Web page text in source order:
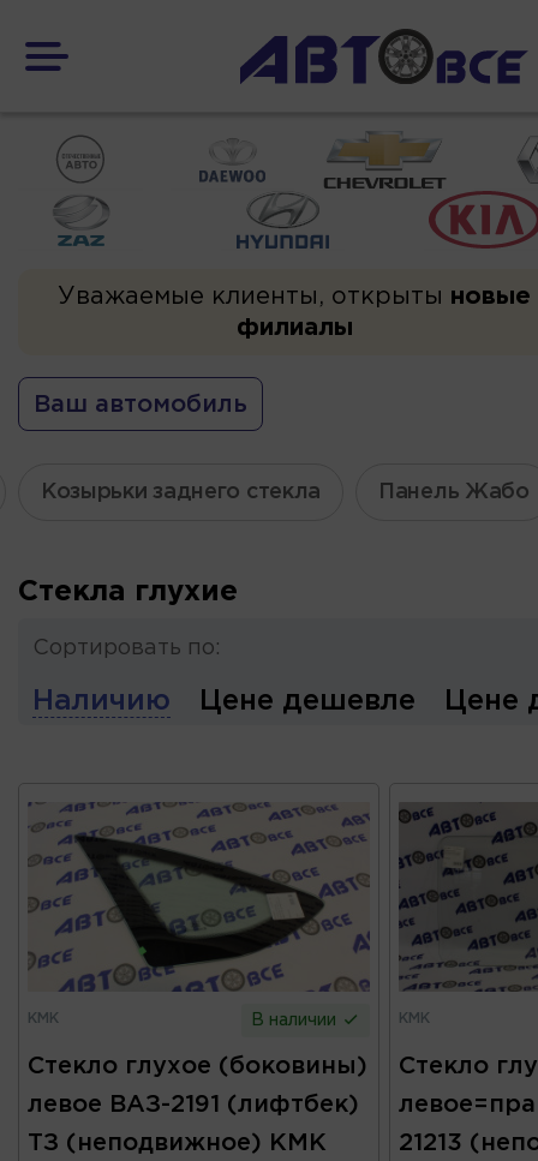
Уважаемые клиенты, открыты новые
филиалы
Ваш автомобиль
Козырьки заднего стекла Панель Жабо
Стекла глухие
Сортировать по:
Наличию Цене дешевле Цене
КМК В наличии
Стекло глухое (боковины)
левое ВАЗ-2191 (лифтбек)
ТЗ (неподвижное) КМК
КМК
Стекло
21213